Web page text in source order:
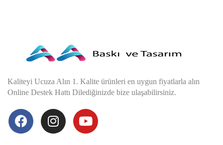
Kaliteyi Ucuza Alın 1. Kalite ürünleri en uygun fiyatlarla alın
Online Destek Hattı Dilediğinizde bize ulaşabilirsiniz.